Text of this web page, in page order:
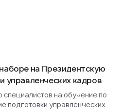
на Президентскую
управленческих кадров
на обучение по
подготовки управленческих